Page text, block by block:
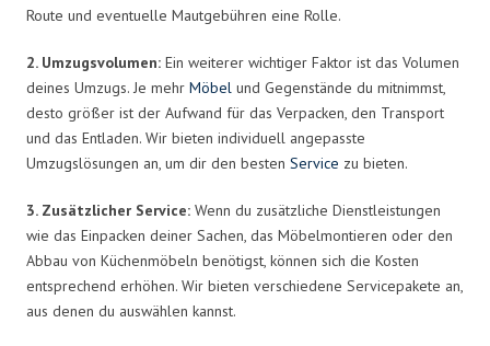
Route und eventuelle Mautgebühren eine Rolle.
2. Umzugsvolumen: Ein weiterer wichtiger Faktor ist das Volumen
deines Umzugs. Je mehr Möbel und Gegenstände du mitnimmst,
desto größer ist der Aufwand für das Verpacken, den Transport
und das Entladen. Wir bieten individuell angepasste
Umzugslösungen an, um dir den besten Service zu bieten.
3. Zusätzlicher Service: Wenn du zusätzliche Dienstleistungen
wie das Einpacken deiner Sachen, das Möbelmontieren oder den
Abbau von Küchenmöbeln benötigst, können sich die Kosten
entsprechend erhöhen. Wir bieten verschiedene Servicepakete an,
aus denen du auswählen kannst.